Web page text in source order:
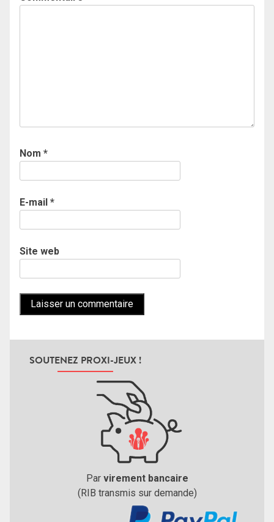
Nom *
E-mail *
Site web
SOUTENEZ PROXI-JEUX !
Par virement bancaire
(RIB transmis sur demande)